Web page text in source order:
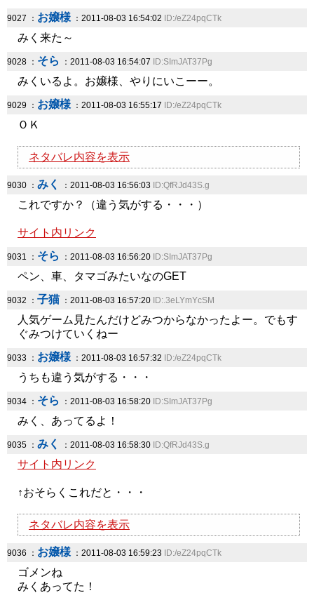
9027 ： お嬢様：2011-08-03 16:54:02 ID:/eZ24pqCTk
みく来た～
9028 ： そら ：2011-08-03 16:54:07 ID:SImJAT37Pg
みくいるよ。お嬢様、やりにいこーー。
9029 ： お嬢様：2011-08-03 16:55:17 ID:/eZ24pqCTk
ＯＫ
ネタバレ内容を表示
9030 ： みく ：2011-08-03 16:56:03 ID:QfRJd43S.g
これですか？（違う気がする・・・）
サイト内リンク
9031 ： そら ：2011-08-03 16:56:20 ID:SImJAT37Pg
ペン、車、タマゴみたいなのGET
9032 ： 子猫 ：2011-08-03 16:57:20 ID:.3eLYmYcSM
人気ゲーム見たんだけどみつからなかったよー。でもす
ぐみつけていくねー
9033 ： お嬢様：2011-08-03 16:57:32 ID:/eZ24pqCTk
うちも違う気がする・・・
9034 ： そら ：2011-08-03 16:58:20 ID:SImJAT37Pg
みく、あってるよ！
9035 ： みく ：2011-08-03 16:58:30 ID:QfRJd43S.g
サイト内リンク
↑おそらくこれだと・・・
ネタバレ内容を表示
9036 ： お嬢様：2011-08-03 16:59:23 ID:/eZ24pqCTk
ゴメンね
みくあってた！